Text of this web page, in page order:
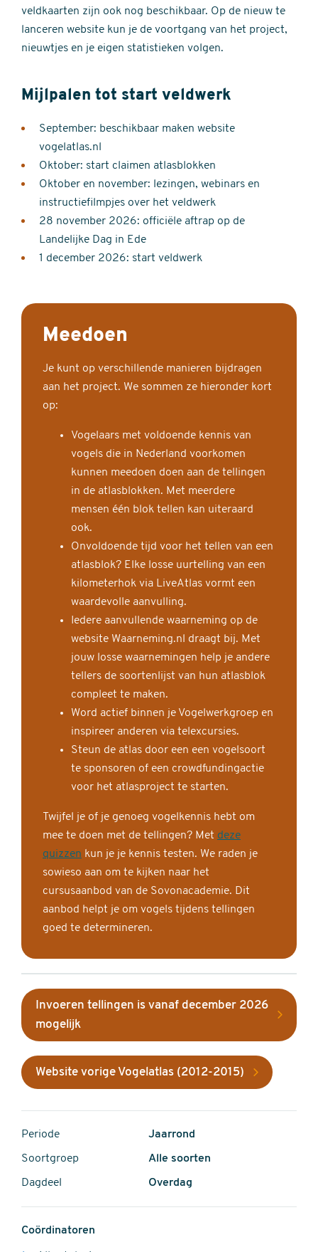
veldkaarten zijn ook nog beschikbaar. Op de nieuw te
lanceren website kun je de voortgang van het project,
nieuwtjes en je eigen statistieken volgen.
Mijlpalen tot start veldwerk
September: beschikbaar maken website
vogelatlas.nl
Oktober: start claimen atlasblokken
Oktober en november: lezingen, webinars en
instructiefilmpjes over het veldwerk
28 november 2026: officiële aftrap op de
Landelijke Dag in Ede
1 december 2026: start veldwerk
Meedoen
Je kunt op verschillende manieren bijdragen
aan het project. We sommen ze hieronder kort
op:
Vogelaars met voldoende kennis van
vogels die in Nederland voorkomen
kunnen meedoen doen aan de tellingen
in de atlasblokken. Met meerdere
mensen één blok tellen kan uiteraard
ook.
Onvoldoende tijd voor het tellen van een
atlasblok? Elke losse uurtelling van een
kilometerhok via LiveAtlas vormt een
waardevolle aanvulling.
Iedere aanvullende waarneming op de
website Waarneming.nl draagt bij. Met
jouw losse waarnemingen help je andere
tellers de soortenlijst van hun atlasblok
compleet te maken.
Word actief binnen je Vogelwerkgroep en
inspireer anderen via telexcursies.
Steun de atlas door een een vogelsoort
te sponsoren of een crowdfundingactie
voor het atlasproject te starten.
Twijfel je of je genoeg vogelkennis hebt om
mee te doen met de tellingen? Met deze
quizzen kun je je kennis testen. We raden je
sowieso aan om te kijken naar het
cursusaanbod van de Sovonacademie. Dit
aanbod helpt je om vogels tijdens tellingen
goed te determineren.
Invoeren tellingen is vanaf december 2026
mogelijk
Website vorige Vogelatlas (2012-2015)
Periode Jaarrond
Soortgroep Alle soorten
Dagdeel Overdag
Coördinatoren